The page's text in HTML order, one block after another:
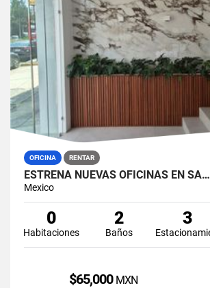
OFICINA RENTAR
ESTRENA NUEVAS OFICINAS EN SA…
Mexico
0
Habitaciones
2
Baños
3
$65,000 MXN